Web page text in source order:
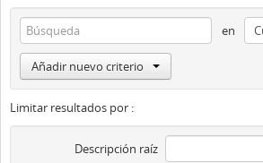
en
Añadir nuevo criterio
Limitar resultados por :
Descripción raíz